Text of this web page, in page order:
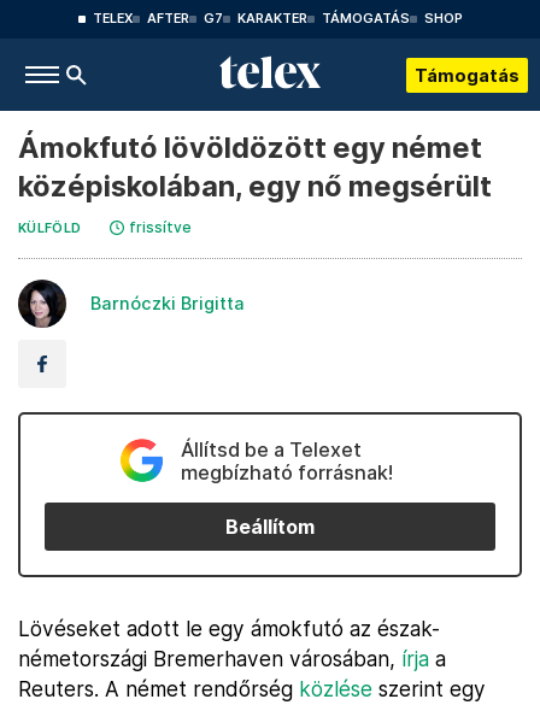
TELEX AFTER G7 KARAKTER TÁMOGATÁS SHOP
Támogatás
Ámokfutó lövöldözött egy német
középiskolában, egy nő megsérült
KÜLFÖLD frissítve
Barnóczki Brigitta
Állítsd be a Telexet
megbízható forrásnak!
Beállítom
Lövéseket adott le egy ámokfutó az észak-
németországi Bremerhaven városában, írja a
Reuters. A német rendőrség közlése szerint egy